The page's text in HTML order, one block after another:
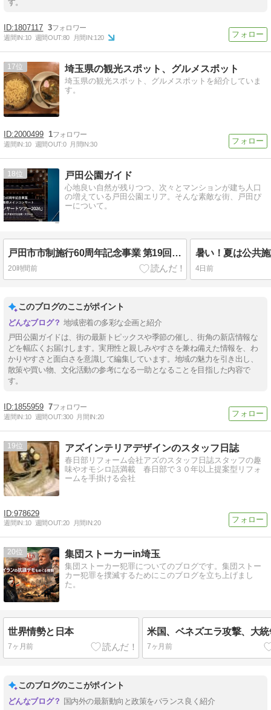
す。
1807117 3
週間IN:10 週間OUT:80 月間IN:120
17 埼玉県の観光スポット、グルメスポット
埼玉県の観光スポット、グルメスポットを紹介していま
す。
2000499 1
週間IN:10 週間OUT:0 月間IN:30
18 戸田公園ガイド
心地良い自然が残りつつ、次々とマンションが建ち人口
の増えている戸田公園エリア。そんな素敵な街、戸田ぴ
ーについて。
戸田市市制施行60周年記念事業 第19回戸田音楽祭メインコンサート「石田組コンサートツアー2026」
20時間前 4日前
このブログのここがポイント
地域密着の多彩な企画と紹介
戸田公園ガイドは、街の最新トピックスや季節の催し、街角の新店情報な
どを幅広くお届けします。実用性と親しみやすさを兼ね備えた情報を、わ
かりやすさと面白さを意識して編集しています。地域の魅力を引き出し、
散策や買い物、文化活動の参考になる一助となることを目指した内容で
す。
1855959 7
週間IN:10 週間OUT:300 月間IN:20
19 アズインテリアデザインのスタッフ日誌
春日部リフォーム会社アズのスタッフ日誌スタッフの趣
味やオモシロ話満載 春日部で３０年以上提案型リフォ
ームを手掛ける会社
978629
週間IN:10 週間OUT:20 月間IN:20
20 集団ストーカーin埼玉
集団ストーカー犯罪についてのブログです。集団ストー
カー犯罪を撲滅するためにこのブログを立ち上げまし
た。
世界情勢と日本
7ヶ月前
米国、ベネズエラ攻撃、大
7ヶ月前
このブログのここがポイント
国内外の最新動向と政策をバランス良く紹介